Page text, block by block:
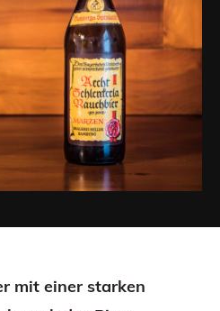
mit einer starken